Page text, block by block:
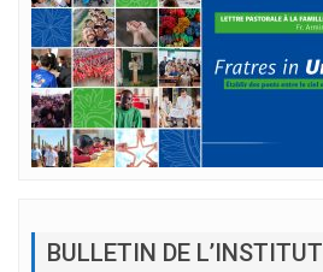
BULLETIN DE